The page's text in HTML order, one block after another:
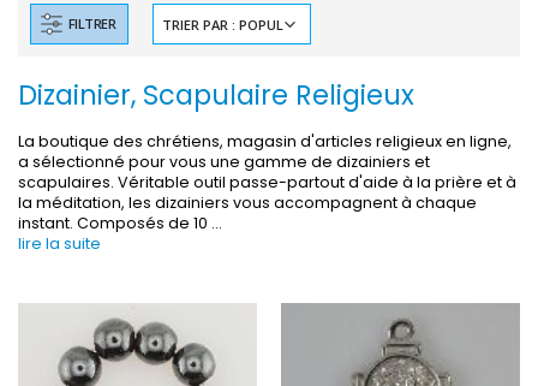
FILTRER
Dizainier, Scapulaire Religieux
La boutique des chrétiens, magasin d'articles religieux en ligne,
a sélectionné pour vous une gamme de dizainiers et
scapulaires. Véritable outil passe-partout d'aide à la prière et à
la méditation, les dizainiers vous accompagnent à chaque
instant. Composés de 10 ...
lire la suite